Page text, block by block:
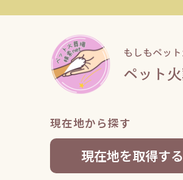
現在地から探す
現在地を取得する